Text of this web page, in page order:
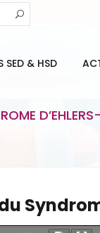
SED & HSD